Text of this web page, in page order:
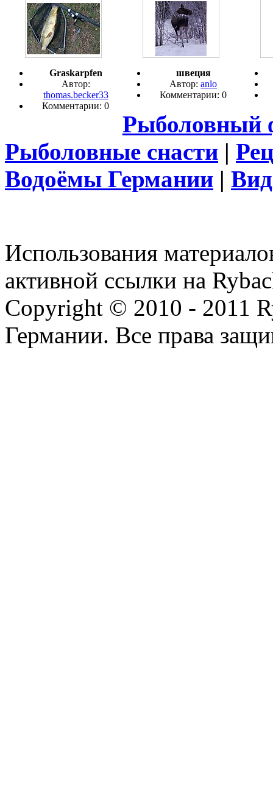
Graskarpfen
Автор:
thomas.becker33
Комментарии: 0
швеция
Автор:anlo
Комментарии: 0
Рыболовный
Рыболовные снасти |
Водоёмы Германии |
Использования
активной ссылки на
Copyright © 2010 - 2011
Германии. Все права